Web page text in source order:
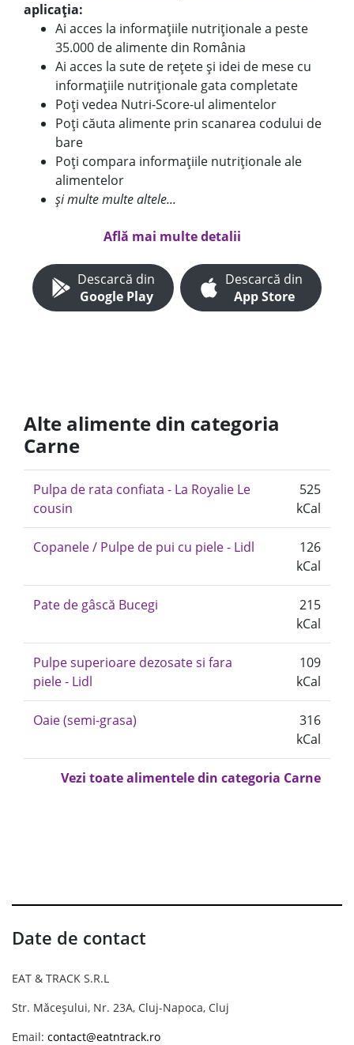
aplicația:
Ai acces la informațiile nutriționale a peste
35.000 de alimente din România
Ai acces la sute de rețete și idei de mese cu
informațiile nutriționale gata completate
Poți vedea Nutri-Score-ul alimentelor
Poți căuta alimente prin scanarea codului de
bare
Poți compara informațiile nutriționale ale
alimentelor
și multe multe altele...
Află mai multe detalii
Descarcă din
Google Play
Descarcă din
App Store
Alte alimente din categoria
Carne
Pulpa de rata confiata - La Royalie Le
cousin
525
kCal
Copanele / Pulpe de pui cu piele - Lidl
126
kCal
Pate de gâscă Bucegi
215
kCal
Pulpe superioare dezosate si fara
piele - Lidl
109
kCal
Oaie (semi-grasa)
316
kCal
Vezi toate alimentele din categoria Carne
Date de contact
EAT & TRACK S.R.L
Str. Măceșului, Nr. 23A, Cluj-Napoca, Cluj
Email: contact@eatntrack.ro